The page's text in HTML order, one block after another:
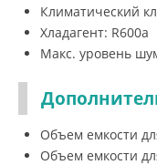
Климатический
Хладагент: R600a
Макс. уровень
Объем емкости
Объем емкости